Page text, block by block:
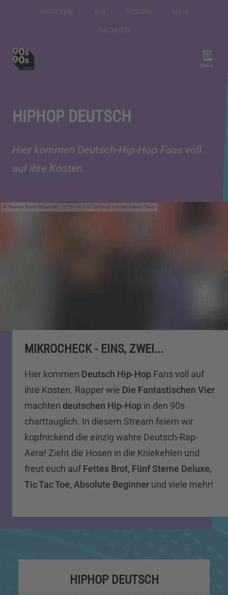
News
HIPHOP DEUTSCH
Hier kommen Deutsch-Hip-Hop Fans voll
auf ihre Kosten.
Thomas Koch/9EkieraM1, CC BY-SA 3.0/Christoph Köstlin/Gulliver Theis
MIKROCHECK - EINS, ZWEI...
Hier kommen Deutsch Hip-Hop Fans voll auf
ihre Kosten. Rapper wie Die Fantastischen Vier
machten deutschen Hip-Hop in den 90s
charttauglich. In diesem Stream feiern wir
kopfnickend die einzig wahre Deutsch-Rap-
Aera! Zieht die Hosen in die Kniekehlen und
freut euch auf Fettes Brot, Fünf Sterne Deluxe,
Tic Tac Toe, Absolute Beginner und viele mehr!
HIPHOP DEUTSCH